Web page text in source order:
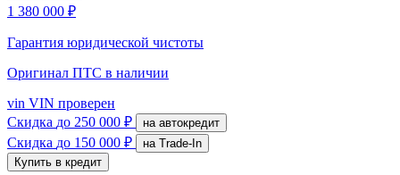
1 380 000 ₽
Гарантия юридической чистоты
Оригинал ПТС в наличии
vin VIN проверен
Скидка до 250 000 ₽ на автокредит
Скидка до 150 000 ₽
на Trade-In
Купить в кредит